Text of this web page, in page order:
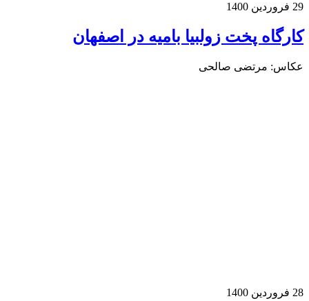
1400
پخت زولبیا بامیه در اصفهان
مرتضی صالحی
1400